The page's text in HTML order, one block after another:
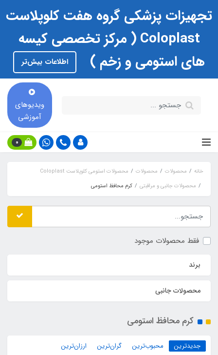
تجهیزات پزشکی گروه هفت کلوپلاست
Coloplast ( مرکز تخصصی کیسه
های استومی و زخم )
اطلاعات بیش‌تر
ویدیوهای
آموزشی
0
خانه محصولات محصولات
محصولات استومی کلوپلاست Coloplast
محصولات جانبی و مراقبتی
کرم محافظ استومی
فقط محصولات موجود
برند
محصولات جانبی
کرم محافظ استومی
جدیدترین محبوب‌ترین گران‌ترین ارزان‌ترین